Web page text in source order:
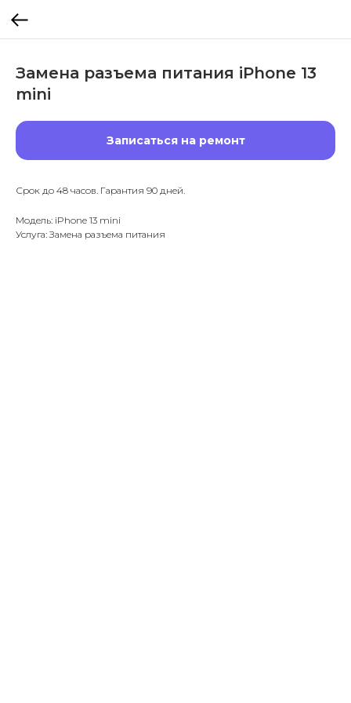
Замена разъема питания iPhone 13
mini
Записаться на ремонт
Срок до 48 часов. Гарантия 90 дней.
Модель: iPhone 13 mini
Услуга: Замена разъема питания